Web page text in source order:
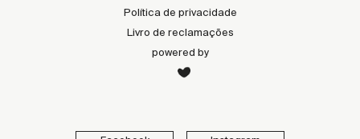
Política de privacidade
Livro de reclamações
powered by